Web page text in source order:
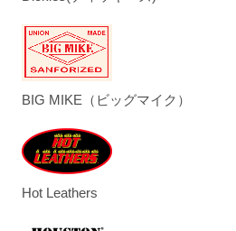
BIG MIKE（ビッグマイク）
Hot Leathers